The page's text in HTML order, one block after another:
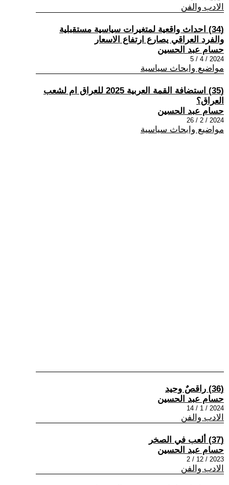
الادب والفن
(34) احداث واقعية لمتغيرات سياسية مستقبلية
والفرد العراقي يصارع ارتفاع الاسعار
حسام عبد الحسين
2024 / 4 / 5
مواضيع وابحاث سياسية
(35) استضافة القمة العربية 2025 للعراق ام لشعب
العراق؟
حسام عبد الحسين
2024 / 2 / 26
مواضيع وابحاث سياسية
(36) راقصٌ وحيد
حسام عبد الحسين
2024 / 1 / 14
الادب والفن
(37) ألعب في الصخر
حسام عبد الحسين
2023 / 12 / 2
الادب والفن